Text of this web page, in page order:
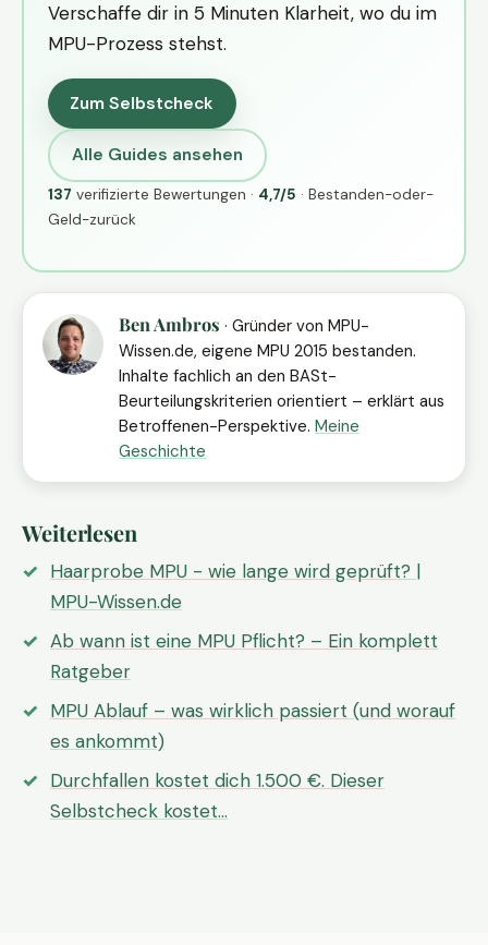
Verschaffe dir in 5 Minuten Klarheit, wo du im
MPU-Prozess stehst.
Zum Selbstcheck
Alle Guides ansehen
137 verifizierte Bewertungen · 4,7/5 · Bestanden-oder-
Geld-zurück
Ben Ambros · Gründer von MPU-
Wissen.de, eigene MPU 2015 bestanden.
Inhalte fachlich an den BASt-
Beurteilungskriterien orientiert – erklärt aus
Betroffenen-Perspektive. Meine
Geschichte
Weiterlesen
Haarprobe MPU - wie lange wird geprüft? |
MPU-Wissen.de
Ab wann ist eine MPU Pflicht? – Ein komplett
Ratgeber
MPU Ablauf – was wirklich passiert (und worauf
es ankommt)
Durchfallen kostet dich 1.500 €. Dieser
Selbstcheck kostet…